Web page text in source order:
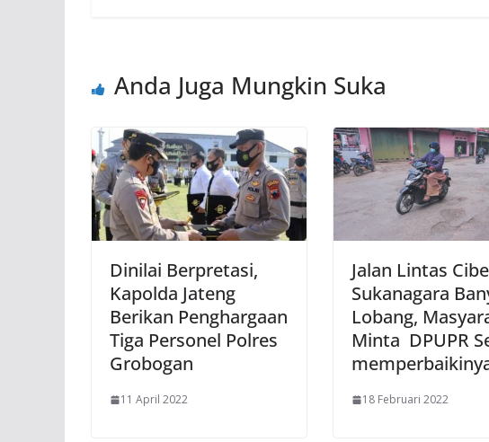
Anda Juga Mungkin Suka
Dinilai Berpretasi,
Kapolda Jateng
Berikan Penghargaan
Tiga Personel Polres
Grobogan
11 April 2022
Jalan Lintas
Sukanagara
Lobang,
Minta DPUPR
18 Februari 2022